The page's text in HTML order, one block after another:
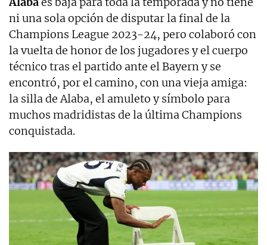
ni una sola opción de disputar la final de la
Champions League 2023-24, pero colaboró con
la vuelta de honor de los jugadores y el cuerpo
técnico tras el partido ante el Bayern y se
encontró, por el camino, con una vieja amiga:
la silla de Alaba, el amuleto y símbolo para
muchos madridistas de la última Champions
conquistada.